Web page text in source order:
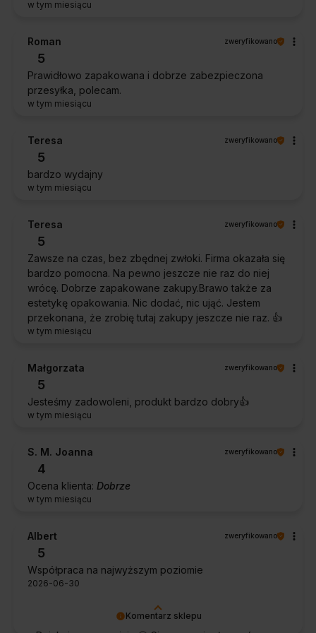
w tym miesiącu
Roman zweryfikowano
5
Prawidłowo zapakowana i dobrze zabezpieczona
przesyłka, polecam.
w tym miesiącu
Teresa zweryfikowano
5
bardzo wydajny
w tym miesiącu
Teresa zweryfikowano
5
Zawsze na czas, bez zbędnej zwłoki. Firma okazała się
bardzo pomocna. Na pewno jeszcze nie raz do niej
wrócę. Dobrze zapakowane zakupy.Brawo także za
estetykę opakowania. Nic dodać, nic ująć. Jestem
przekonana, że zrobię tutaj zakupy jeszcze nie raz. 👍️
w tym miesiącu
Małgorzata zweryfikowano
5
Jesteśmy zadowoleni, produkt bardzo dobry👍️
w tym miesiącu
S. M. Joanna zweryfikowano
4
Ocena klienta: Dobrze
w tym miesiącu
Komentarz sklepu
Albert zweryfikowano
5
Współpraca na najwyższym poziomie
2026-06-30